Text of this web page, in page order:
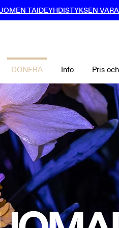
TAIDEYHDISTYKSEN
DONERA Info Pris